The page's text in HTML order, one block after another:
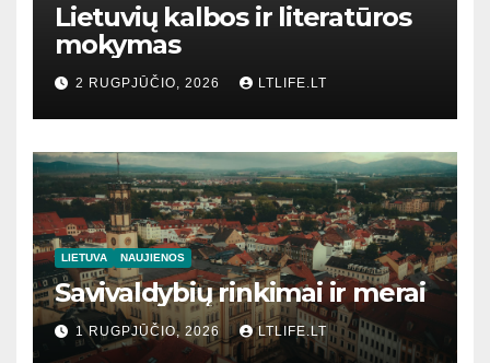
Lietuvių kalbos ir literatūros
mokymas
2 RUGPJŪČIO, 2026 LTLIFE.LT
LIETUVA NAUJIENOS
Savivaldybių rinkimai ir merai
1 RUGPJŪČIO, 2026 LTLIFE.LT